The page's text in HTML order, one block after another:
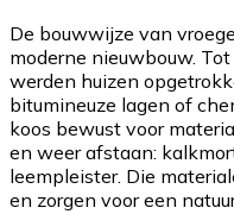
De bouwwijze van
moderne nieuwbouw.
werden huizen
bitumineuze lagen of
koos bewust voor
en weer afstaan:
leempleister. Die
en zorgen voor een